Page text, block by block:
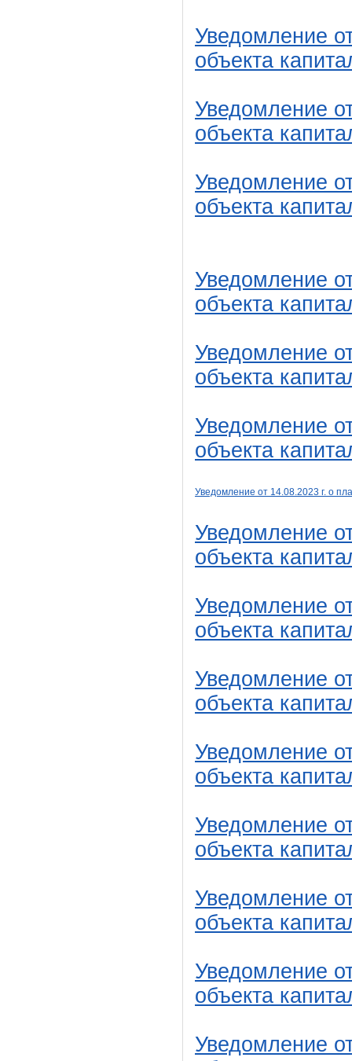
Уведомление
объекта
Уведомление
объекта
Уведомление
объекта
Уведомление
объекта
Уведомление
объекта
Уведомление
объекта
Уведомление от 14 .08 .2023 г. о
Уведомление
объекта
Уведомление
объекта
Уведомление
объекта
Уведомление
объекта
Уведомление
объекта
Уведомление
объекта
Уведомление
объекта
Уведомление